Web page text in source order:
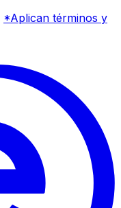
*Aplican términos y